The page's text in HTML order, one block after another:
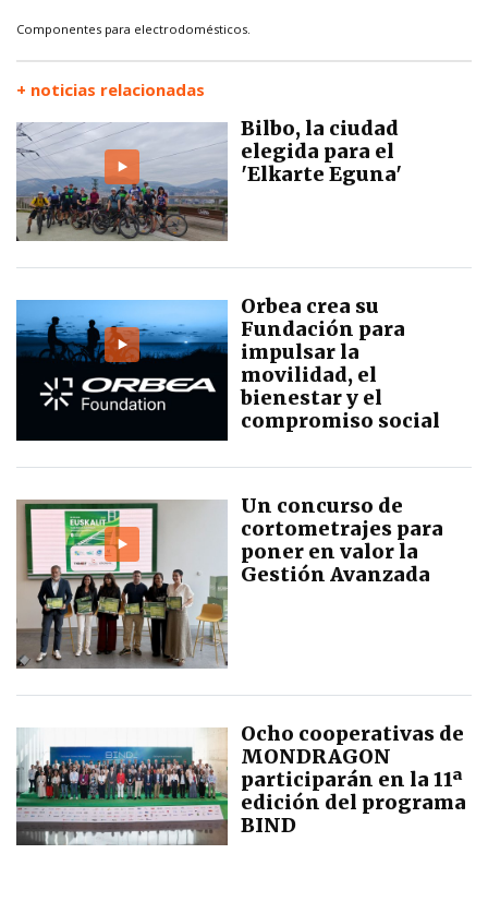
Componentes para electrodomésticos.
+ noticias relacionadas
Bilbo, la ciudad
elegida para el
'Elkarte Eguna'
Orbea crea su
Fundación para
impulsar la
movilidad, el
bienestar y el
compromiso social
Un concurso de
cortometrajes para
poner en valor la
Gestión Avanzada
Ocho cooperativas de
MONDRAGON
participarán en la 11ª
edición del programa
BIND